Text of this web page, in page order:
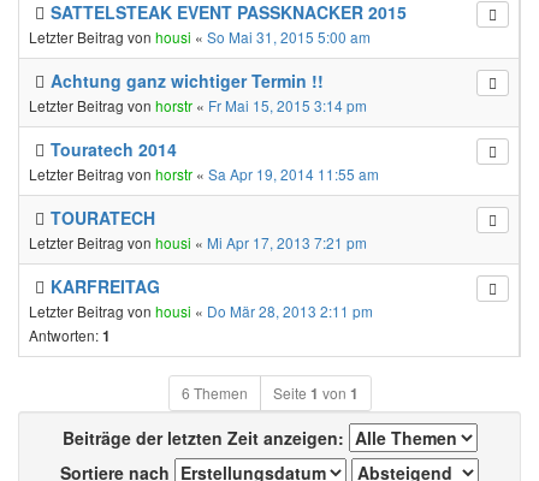
SATTELSTEAK EVENT PASSKNACKER 2015
Letzter Beitrag von housi « So Mai 31, 2015 5:00 am
Achtung ganz wichtiger Termin !!
Letzter Beitrag von horstr « Fr Mai 15, 2015 3:14 pm
Touratech 2014
Letzter Beitrag von horstr « Sa Apr 19, 2014 11:55 am
TOURATECH
Letzter Beitrag von housi « Mi Apr 17, 2013 7:21 pm
KARFREITAG
Letzter Beitrag von housi « Do Mär 28, 2013 2:11 pm
Antworten:1
6 Themen Seite 1 von 1
Beiträge der letzten Zeit anzeigen:
Sortiere nach